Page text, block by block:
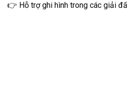
👉 Hỗ trợ ghi hình trong các giải